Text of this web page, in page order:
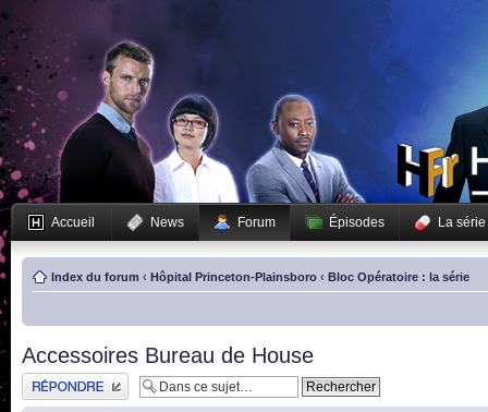
Accueil News Forum Épisodes La série
Index du forum ‹ Hôpital Princeton-Plainsboro ‹ Bloc Opératoire : la série
Accessoires Bureau de House
Publier une réponse